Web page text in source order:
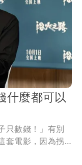
麼都可以
只數錢！」有別
套電影，因為拐